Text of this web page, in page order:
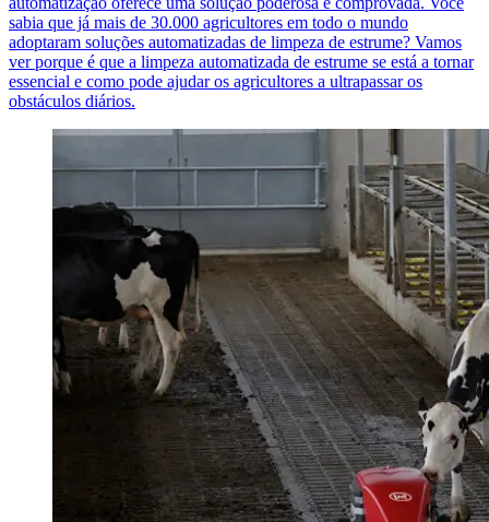
sabia que já mais de 30.000 agricultores em todo o mundo
adoptaram soluções automatizadas de limpeza de estrume? Vamos
ver porque é que a limpeza automatizada de estrume se está a tornar
essencial e como pode ajudar os agricultores a ultrapassar os
obstáculos diários.